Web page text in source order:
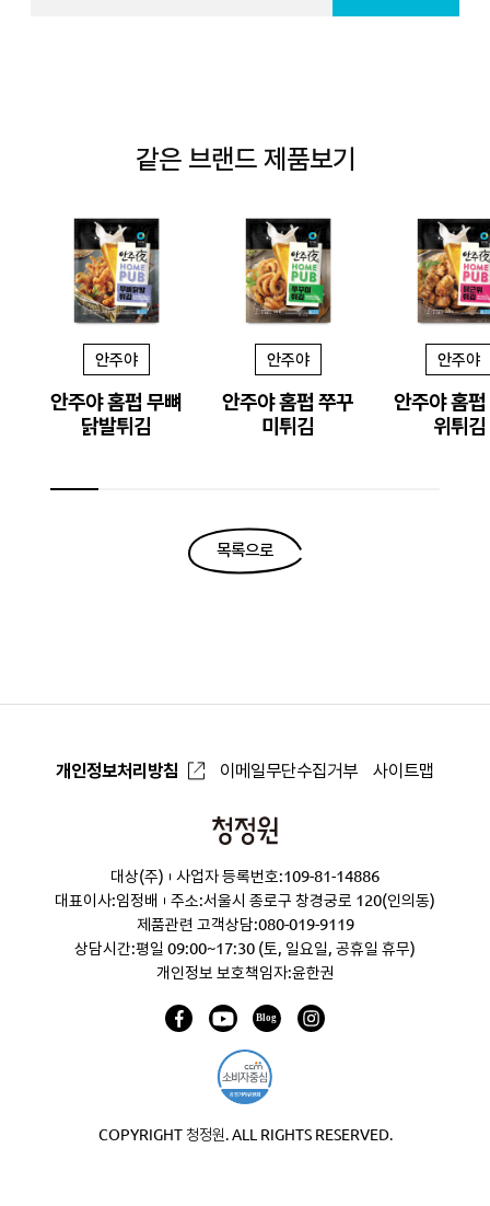
같은 브랜드 제품보기
안주야
안주야 홈펍 무뼈
닭발튀김
안주야
안주야 홈펍 쭈꾸
미튀김
안주야
안주야 홈
위튀김
목록으로
개인정보처리방침 이메일무단수집거부 사이트맵
청
원
대상(주)
사업자 등록번호:109-81-14886
대표이사:임정배
주소:서울시 종로구 창경궁로 120(인의동)
제품관련 고객상담:080-019-9119
상담시간:평일 09:00~17:30 (토, 일요일, 공휴일 휴무)
개인정보 보호책임자:윤한권
COPYRIGHT 청정원. ALL RIGHTS RESERVED.